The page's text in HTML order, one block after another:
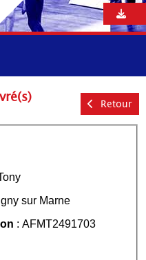
Retour
sur Marne
: AFMT2491703